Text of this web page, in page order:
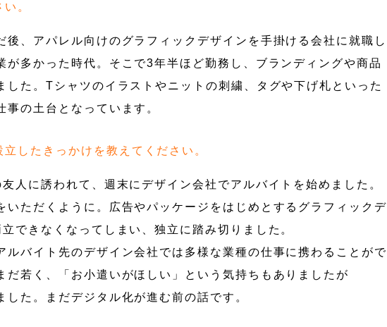
。
、アパレル向けのグラフィックデザインを手掛ける会社に就職し
多かった時代。そこで3年半ほど勤務し、ブランディングや商品
た。Tシャツのイラストやニットの刺繍、タグや下げ札といった
の土台となっています。
したきっかけを教えてください。
人に誘われて、週末にデザイン会社でアルバイトを始めました。
ただくように。広告やパッケージをはじめとするグラフィックデ
できなくなってしまい、独立に踏み切りました。
バイト先のデザイン会社では多様な業種の仕事に携わることがで
若く、「お小遣いがほしい」という気持ちもありましたが
た。まだデジタル化が進む前の話です。